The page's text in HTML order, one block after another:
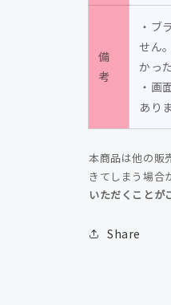
ら
す
備
考
・ブ
せん
かっ
・画
あり
本商品は他の販
きてしまう場合
いただくことが
Share